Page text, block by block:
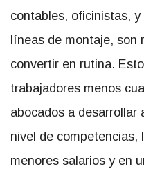
contables, oficinistas,
líneas de montaje,
convertir en rutina.
trabajadores menos
abocados a desarrollar
nivel de competencias,
menores salarios y en